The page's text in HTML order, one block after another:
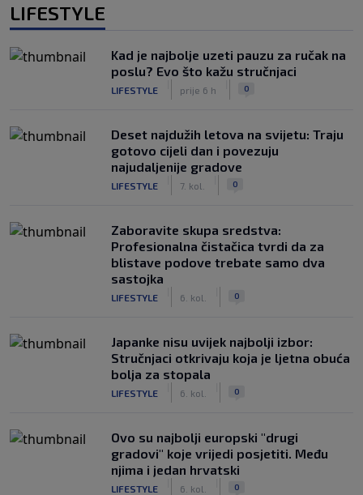
LIFESTYLE
Kad je najbolje uzeti pauzu za ručak na
poslu? Evo što kažu stručnjaci
LIFESTYLE prije 6 h 0
Deset najdužih letova na svijetu: Traju
gotovo cijeli dan i povezuju
najudaljenije gradove
LIFESTYLE 7. kol. 0
Zaboravite skupa sredstva:
Profesionalna čistačica tvrdi da za
blistave podove trebate samo dva
sastojka
LIFESTYLE 6. kol. 0
Japanke nisu uvijek najbolji izbor:
Stručnjaci otkrivaju koja je ljetna obuća
bolja za stopala
LIFESTYLE 6. kol. 0
Ovo su najbolji europski "drugi
gradovi" koje vrijedi posjetiti. Među
njima i jedan hrvatski
LIFESTYLE 6. kol. 0